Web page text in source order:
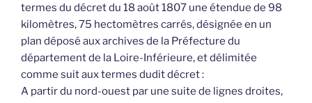
termes du décret du 18 août 1807 une étendue de 98
kilomètres, 75 hectomètres carrés, désignée en un
plan déposé aux archives de la Préfecture du
département de la Loire-Inférieure, et délimitée
comme suit aux termes dudit décret :
A partir du nord-ouest par une suite de lignes droites,